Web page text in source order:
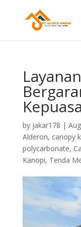
by jakar178 |
Alderon, canopy
polycarbonate,
Kanopi, Tenda